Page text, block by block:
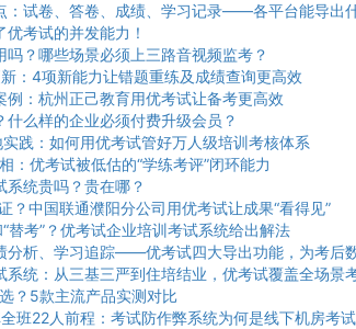
：试卷、答卷、成绩、学习记录——各平台能导出
考试的并发能力！
？哪些场景必须上三路音视频监考？
：4项新能力让错题重练及成绩查询更高效
例：杭州正己教育用优考试让备考更高效
么样的企业必须付费升级会员？
践：如何用优考试管好万人级培训考核体系
：优考试被低估的“学练考评”闭环能力
统贵吗？贵在哪？
？中国联通濮阳分公司用优考试让成果“看得见”
替考”？优考试企业培训考试系统给出解法
分析、学习追踪——优考试四大导出功能，为考后
系统：从三基三严到住培结业，优考试覆盖全场景
？5款主流产品实测对比
班22人前程：考试防作弊系统为何是线下机房考